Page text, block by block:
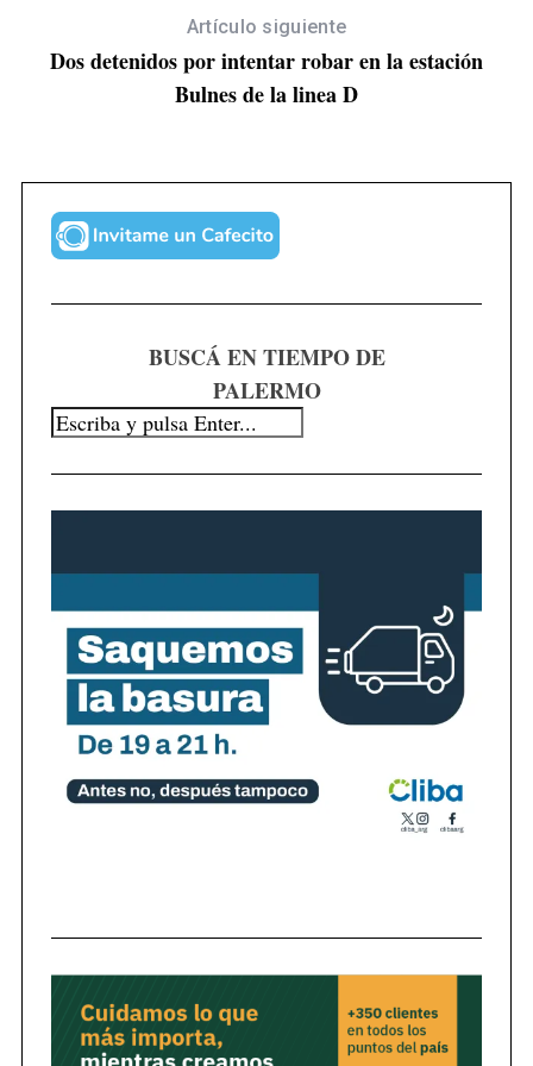
Artículo siguiente
Dos detenidos por intentar robar en la estación
Bulnes de la linea D
BUSCÁ EN TIEMPO DE
PALERMO